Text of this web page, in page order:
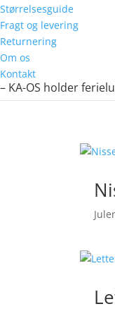
Størrelsesguide
Fragt og levering
Returnering
Om os
Kontakt
– KA-OS holder